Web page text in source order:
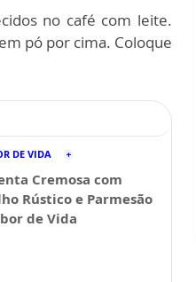
no café com leite.
pó por cima. Coloque
DE VIDA
Cremosa com
Rústico e Parmesão
de Vida